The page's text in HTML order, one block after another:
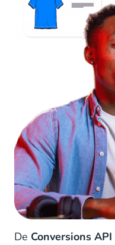
De Conversions API